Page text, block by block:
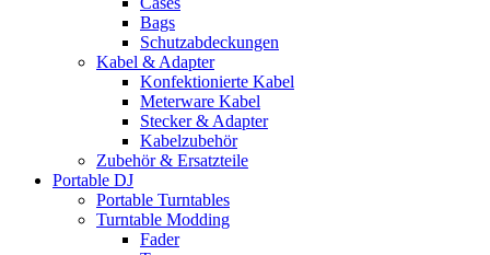
Bags
Schutzabdeckungen
Kabel & Adapter
Konfektionierte Kabel
Meterware Kabel
Stecker & Adapter
Kabelzubehör
Zubehör & Ersatzteile
Portable DJ
Portable Turntables
Turntable Modding
Fader